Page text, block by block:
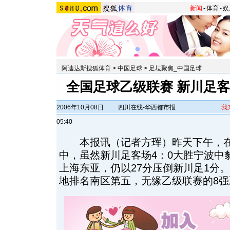
新闻 -体育-
阿迪达斯搜狐体育 > 中国足球 > 足坛聚焦_中国足球
全国足球乙级联赛 新川足
2006年10月08日
05:40
四川在线-华西都市报 我
本报讯（记者方珲）昨天下午，
中，虽然新川足客场4：0大胜宁波中
上海东亚，仍以27分压倒新川足1分
地排名南区第五，无缘乙级联赛的8